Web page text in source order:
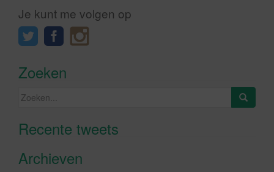
Je kunt me volgen op
Zoeken
Zoeken
Recente tweetsKlik om marketing cookies te
Archieven